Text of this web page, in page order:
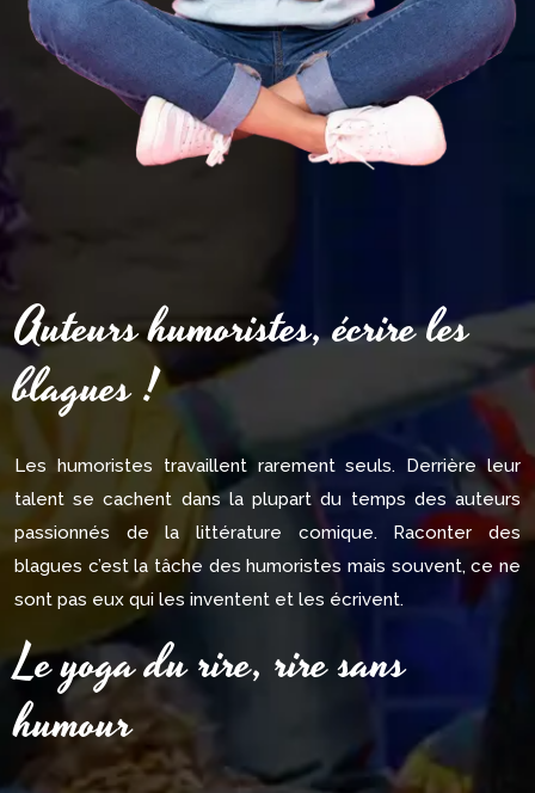
Auteurs humoristes, écrire les
blagues !
Les humoristes travaillent rarement seuls. Derrière leur
talent se cachent dans la plupart du temps des auteurs
passionnés de la littérature comique. Raconter des
blagues c’est la tâche des humoristes mais souvent, ce ne
sont pas eux qui les inventent et les écrivent.
Le yoga du rire, rire sans
humour